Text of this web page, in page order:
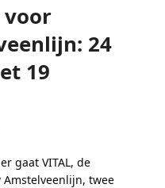
voor
24
19
gaat VITAL, de
twee